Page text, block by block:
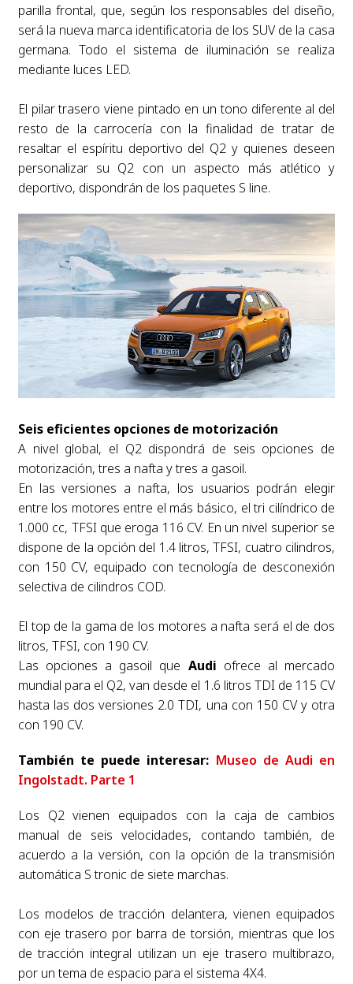
parilla frontal, que, según los responsables del diseño,
será la nueva marca identificatoria de los SUV de la casa
germana. Todo el sistema de iluminación se realiza
mediante luces LED.
El pilar trasero viene pintado en un tono diferente al del
resto de la carrocería con la finalidad de tratar de
resaltar el espíritu deportivo del Q2 y quienes deseen
personalizar su Q2 con un aspecto más atlético y
deportivo, dispondrán de los paquetes S line.
Seis eficientes opciones de motorización
A nivel global, el Q2 dispondrá de seis opciones de
motorización, tres a nafta y tres a gasoil.
En las versiones a nafta, los usuarios podrán elegir
entre los motores entre el más básico, el tri cilíndrico de
1.000 cc, TFSI que eroga 116 CV. En un nivel superior se
dispone de la opción del 1.4 litros, TFSI, cuatro cilindros,
con 150 CV, equipado con tecnología de desconexión
selectiva de cilindros COD.
El top de la gama de los motores a nafta será el de dos
litros, TFSI, con 190 CV.
Las opciones a gasoil que Audi ofrece al mercado
mundial para el Q2, van desde el 1.6 litros TDI de 115 CV
hasta las dos versiones 2.0 TDI, una con 150 CV y otra
con 190 CV.
También te puede interesar: Museo de Audi en
Ingolstadt. Parte 1
Los Q2 vienen equipados con la caja de cambios
manual de seis velocidades, contando también, de
acuerdo a la versión, con la opción de la transmisión
automática S tronic de siete marchas.
Los modelos de tracción delantera, vienen equipados
con eje trasero por barra de torsión, mientras que los
de tracción integral utilizan un eje trasero multibrazo,
por un tema de espacio para el sistema 4X4.